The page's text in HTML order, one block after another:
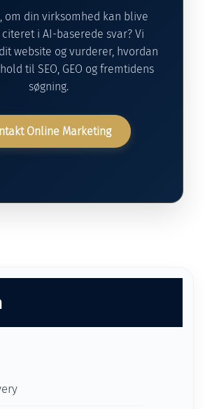
om din virksomhed kan blive
i AI-baserede svar? Vi
website og vurderer, hvordan
til SEO, GEO og fremtidens
søgning.
Online Marketing